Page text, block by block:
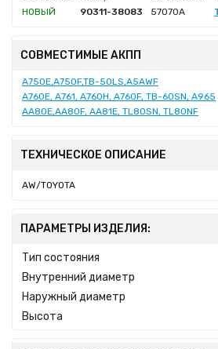
НОВЫЙ
90311-38083 57070A
СОВМЕСТИМЫЕ АКПП
A750E,A750F,TB-50LS,A5AWF
A760E, A761, A760H, A760F, TB-60SN, A965
AA80E,AA80F, AA81E, TL80SN, TL80NF
ТЕХНИЧЕСКОЕ ОПИСАНИЕ
AW/TOYOTA
ПАРАМЕТРЫ ИЗДЕЛИЯ:
Тип состояния
Внутренний диаметр
Наружный диаметр
Высота